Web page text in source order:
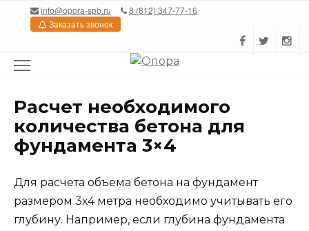
Перейтиinfo@opora-spb.ru
8 (812) 347-77-16
Заказать звонок
Расчет необходимого
количества бетона для
фундамента 3×4
Для расчета объема бетона на фундамент
размером 3х4 метра необходимо учитывать его
глубину. Например, если глубина фундамента